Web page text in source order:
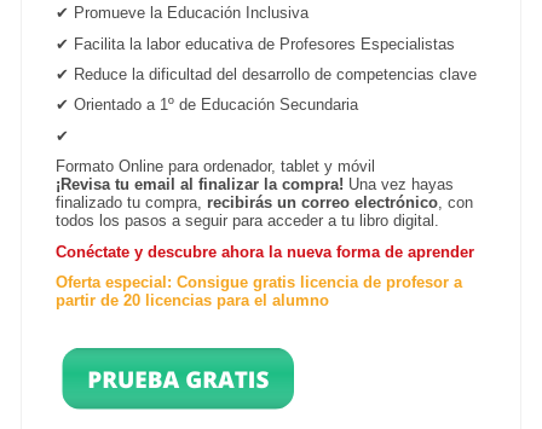
✔ Promueve la Educación Inclusiva
✔ Facilita la labor educativa de Profesores Especialistas
✔ Reduce la dificultad del desarrollo de competencias clave
✔ Orientado a 1º de Educación Secundaria
✔
Formato Online para ordenador, tablet y móvil
¡Revisa tu email al finalizar la compra! Una vez hayas
finalizado tu compra, recibirás un correo electrónico, con
todos los pasos a seguir para acceder a tu libro digital.
Conéctate y descubre ahora la nueva forma de aprender
Oferta especial: Consigue gratis licencia de profesor a
partir de 20 licencias para el alumno